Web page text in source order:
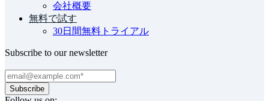
会社概要
無料で試す
30日間無料トライアル
Subscribe to our newsletter